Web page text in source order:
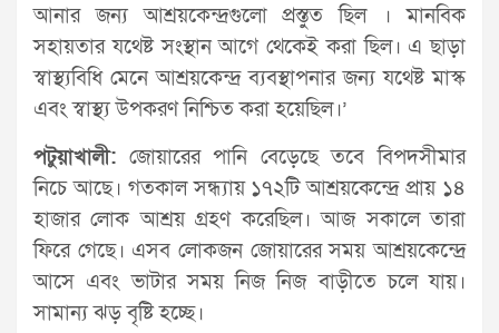
আনার জন্য আশ্রয়কেন্দ্রগুলো প্রস্তুত ছিল । মানবিক
সহায়তার যথেষ্ট সংস্থান আগে থেকেই করা ছিল। এ ছাড়া
স্বাস্থ্যবিধি মেনে আশ্রয়কেন্দ্র ব্যবস্থাপনার জন্য যথেষ্ট মাস্ক
এবং স্বাস্থ্য উপকরণ নিশ্চিত করা হয়েছিল।’
পটুয়াখালী: জোয়ারের পানি বেড়েছে তবে বিপদসীমার
নিচে আছে। গতকাল সন্ধ্যায় ১৭২টি আশ্রয়কেন্দ্রে প্রায় ১৪
হাজার লোক আশ্রয় গ্রহণ করেছিল। আজ সকালে তারা
ফিরে গেছে। এসব লোকজন জোয়ারের সময় আশ্রয়কেন্দ্রে
আসে এবং ভাটার সময় নিজ নিজ বাড়ীতে চলে যায়।
সামান্য ঝড় বৃষ্টি হচ্ছে।